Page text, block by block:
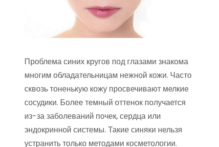
Проблема синих кругов под глазами знакома
многим обладательницам нежной кожи. Часто
сквозь тоненькую кожу просвечивают мелкие
сосудики. Более темный оттенок получается
из-за заболеваний почек, сердца или
эндокринной системы. Такие синяки нельзя
устранить только методами косметологии.